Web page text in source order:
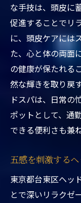
方
ストレ
週末に
日常の
台東区駅近
地よさ
技術の
身体の内
施術前に
施術後
特別な
な手技は、頭皮に
促進することでリ
に、頭皮ケアには
た、心と体の両面
の健康が保たれる
然な輝きを取り戻
ドスパは、日常の
ポットとして、通
できる便利さも兼
五感を刺激する
東京都台東区ヘッ
とで深いリラクゼ